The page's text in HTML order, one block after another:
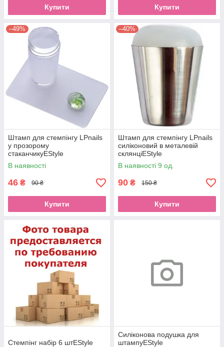
Купити Купити
–49%
Штамп для стемпінгу LPnails
у прозорому
стаканчикуEStyle
В наявності
46 ₴ 90 ₴
Купити
–40%
Штамп для стемпінгу LPnails
силіконовий в металевій
склянціEStyle
В наявності 9 од.
90 ₴ 150 ₴
Купити
Стемпінг набір 6 штEStyle
Силіконова подушка для
штампуEStyle